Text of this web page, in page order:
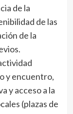
de la
de las
de la
y encuentro,
y acceso a la
(plazas de